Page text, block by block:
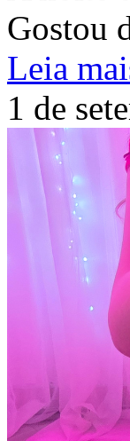
Gostou
Leia
1 de